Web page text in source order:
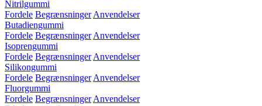
Nitrilgummi
Fordele Begrænsninger Anvendelser
Butadiengummi
Fordele Begrænsninger Anvendelser
Isoprengummi
Fordele Begrænsninger Anvendelser
Silikongummi
Fordele Begrænsninger Anvendelser
Fluorgummi
Fordele Begrænsninger Anvendelser